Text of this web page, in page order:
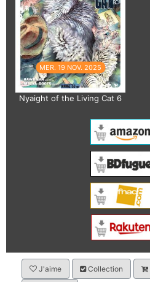
MER. 19 NOV. 2025
Nyaight of the Living Cat 6
J'aime Collection